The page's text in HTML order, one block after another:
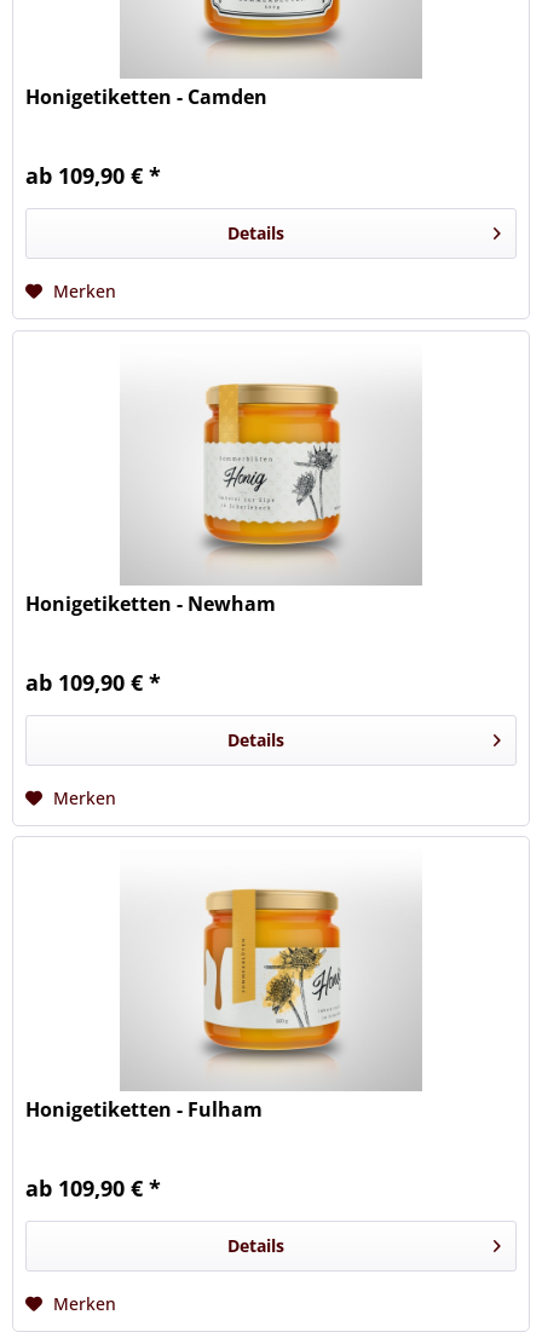
Honigetiketten - Camden
ab 109,90 € *
Details
Merken
Honigetiketten - Newham
ab 109,90 € *
Details
Merken
Honigetiketten - Fulham
ab 109,90 € *
Details
Merken